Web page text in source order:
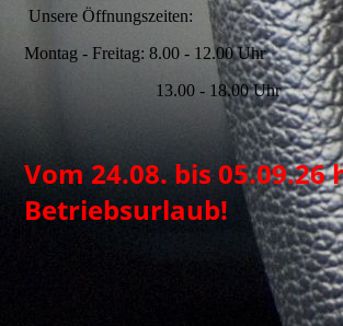
Unsere Öffnungszeiten:
Montag - Freitag: 8.00 - 12.00 Uhr
13.00 - 18.00 Uhr
Vom 24.08. bis
Betriebsurlaub!